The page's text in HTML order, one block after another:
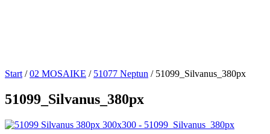
Start /02 MOSAIKE / 51077 Neptun / 51099_Silvanus_380px
51099_Silvanus_380px